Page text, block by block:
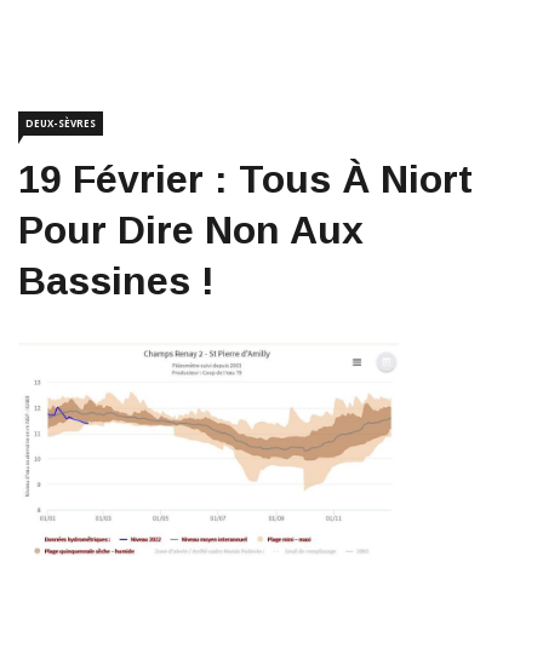
DEUX-SÈVRES
19 Février : Tous À Niort
Pour Dire Non Aux
Bassines !